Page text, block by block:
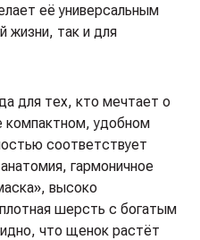
её универсальным
жизни, так и для
для тех, кто мечтает о
компактном, удобном
соответствует
гармоничное
высоко
шерсть с богатым
что щенок растёт